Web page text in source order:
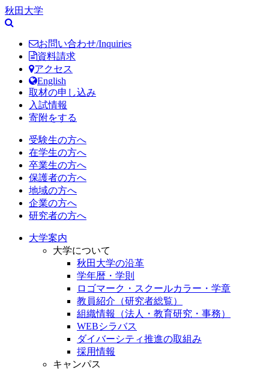
秋田大学
お問い合わせ/Inquiries
資料請求
アクセス
English
取材の申し込み
入試情報
寄附をする
受験生の方へ
在学生の方へ
卒業生の方へ
保護者の方へ
地域の方へ
企業の方へ
研究者の方へ
大学案内
大学について
秋田大学の沿革
学年暦・学則
ロゴマーク・スクールカラー・学章
教員紹介（研究者総覧）
組織情報（法人・教育研究・事務）
WEBシラバス
ダイバーシティ推進の取組み
採用情報
キャンパス